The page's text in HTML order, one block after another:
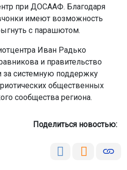
при ДОСААФ. Благодаря
имеют возможность
с парашютом.
Иван Радько
и правительство
за системную поддержку
общественных
сообщества региона.
Поделиться новостью: